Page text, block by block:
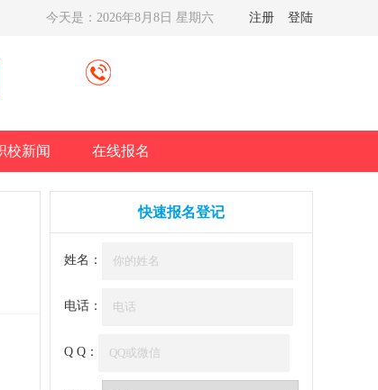
今天是： 2026年8月8日 星期六 注册 登陆
校新闻 在线报名
快速报名登记
姓名：
电话：
Q Q：